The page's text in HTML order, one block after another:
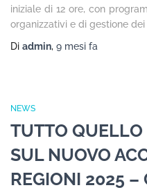
iniziale di 12 ore, con
organizzativi e di gestione dei
Di admin, 9 mesi fa
NEWS
TUTTO QUELLO
SUL NUOVO
REGIONI 2025 –